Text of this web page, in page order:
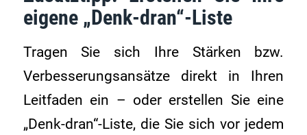
eigene „Denk-dran“-Liste
Tragen Sie sich Ihre Stärken bzw.
Verbesserungsansätze direkt in Ihren
Leitfaden ein – oder erstellen Sie eine
„Denk-dran“-Liste, die Sie sich vor jedem